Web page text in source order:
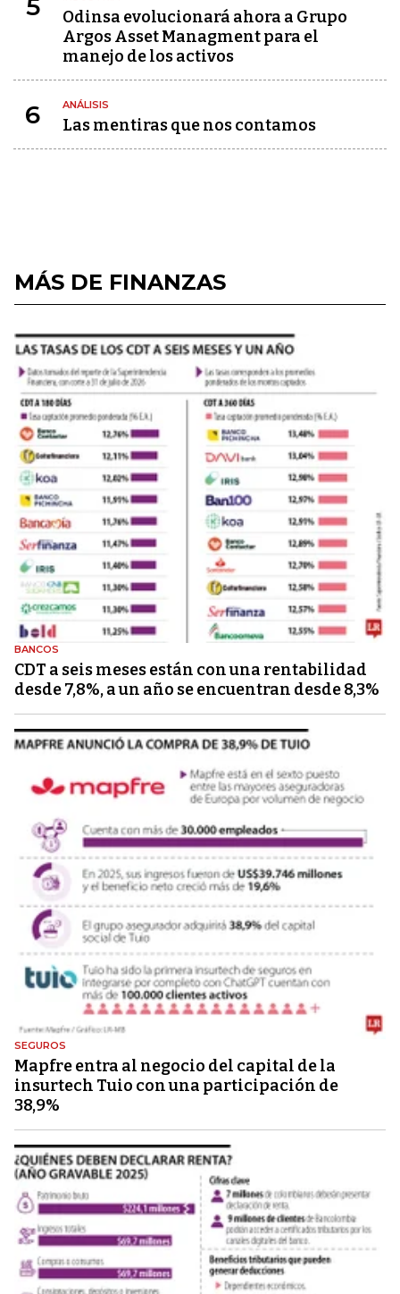
Odinsa evolucionará ahora a Grupo
Argos Asset Managment para el
manejo de los activos
6 ANÁLISIS
Las mentiras que nos contamos
MÁS DE FINANZAS
BANCOS
CDT a seis meses están con una rentabilidad
desde 7,8%, a un año se encuentran desde 8,3%
SEGUROS
Mapfre entra al negocio del capital de la
insurtech Tuio con una participación de
38,9%